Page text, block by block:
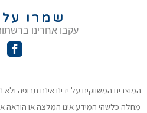
שמרו
עקבו אחרינו
המוצרים המשווקים על ידינו אינם תרופה
מחלה כלשהי המידע אינו המלצה או הוראה